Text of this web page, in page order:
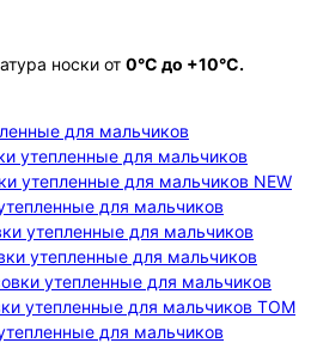
носки от 0°С до +10°С.
для мальчиков
утепленные для мальчиков
утепленные для мальчиков NEW
для мальчиков
утепленные для мальчиков
утепленные для мальчиков
утепленные для мальчиков
утепленные для мальчиков TOM
для мальчиков